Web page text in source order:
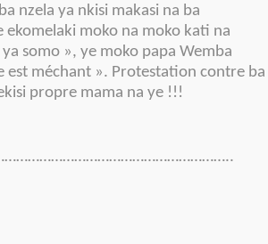
nzela ya nkisi makasi na ba
moko na moko kati na
somo », ye moko papa Wemba
est méchant ». Protestation contre ba
propre mama na ye !!!